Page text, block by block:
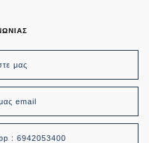
μας
email
: 6942053400